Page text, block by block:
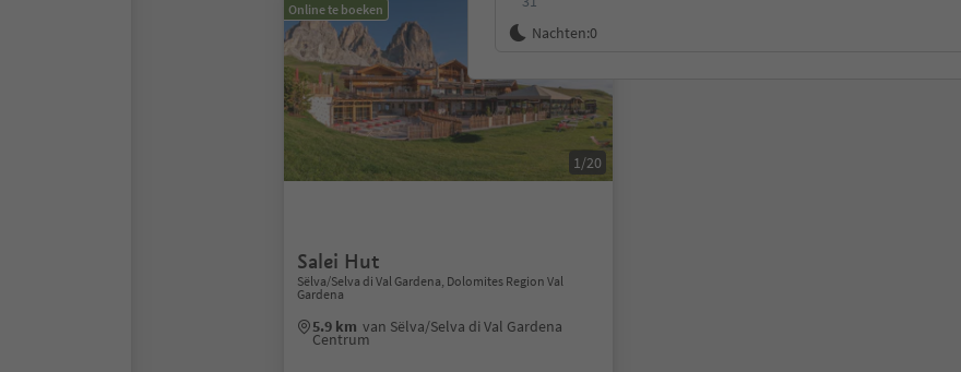
Nachten:0
Online te boeken
1/20
Salei Hut
Sëlva/Selva di Val Gardena, Dolomites Region Val
Gardena
5.9 km van Sëlva/Selva di Val Gardena
Centrum